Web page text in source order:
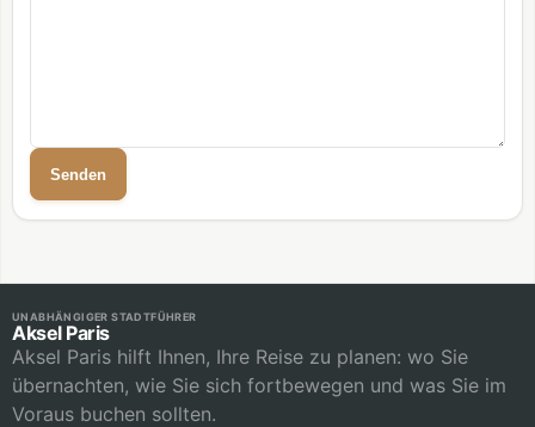
Senden
UNABHÄNGIGER STADTFÜHRER
Aksel Paris
Aksel Paris hilft Ihnen, Ihre Reise zu planen: wo Sie
übernachten, wie Sie sich fortbewegen und was Sie im
Voraus buchen sollten.